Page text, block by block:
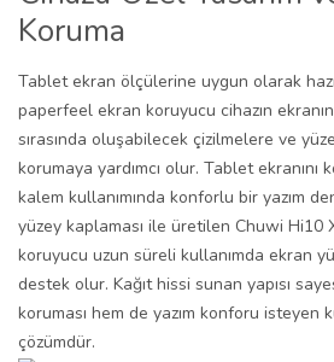
Koruma
Tablet ekran ölçülerine uygun olarak
paperfeel ekran koruyucu cihazın
sırasında oluşabilecek çizilmelere ve
korumaya yardımcı olur. Tablet ekranını
kalem kullanımında konforlu bir yazım
yüzey kaplaması ile üretilen Chuwi Hi10
koruyucu uzun süreli kullanımda ekran
destek olur. Kağıt hissi sunan yapısı
koruması hem de yazım konforu isteyen
çözümdür.